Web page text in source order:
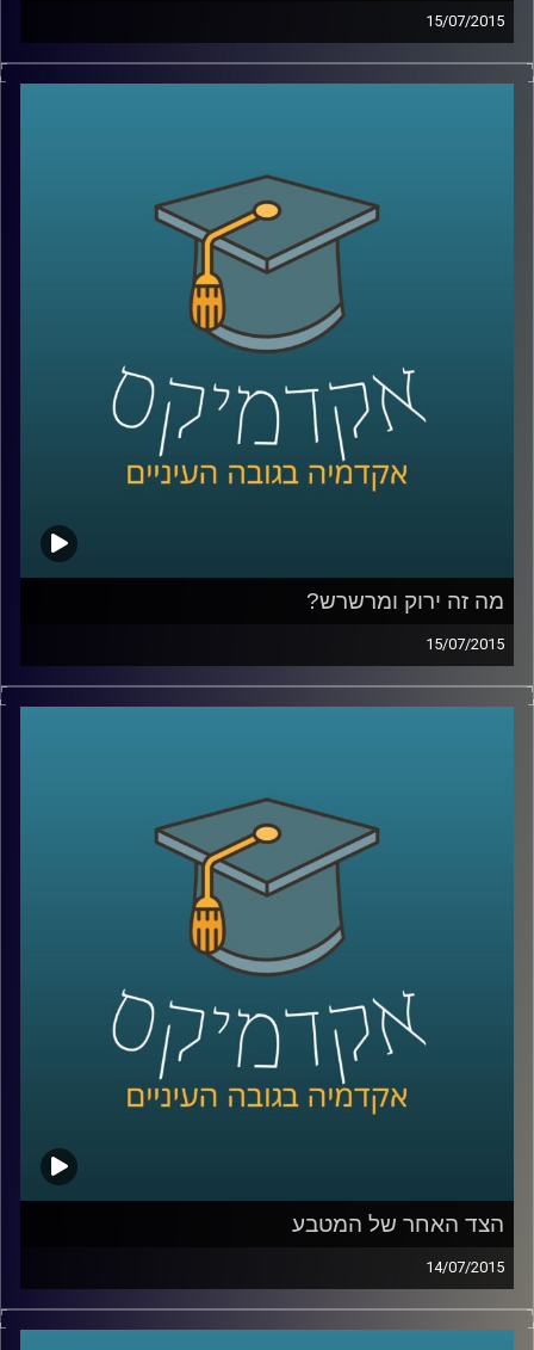
15/07/2015
נדין בודו טרכטנברג, המשנה לנגידת בנק
עומדים לרשותו? נדין מסבירה על הקשר בין
משברים כלכליים לבין הפעילות של הבנקים
המרכזיים, ומנסה לתאר את התמונה הבעייתית
והמורכבת בכל הנוגע לסוגיות העוני העולמי.
אישה מעוררת השראה ובעלת השפעה
מתיישבת לשעה באולפן.
קרדיט תמונות:AudioVersity
מה זה ירוק ומרשרש?
15/07/2015
אנחנו מתקשים לעכל שרווח כלכלי יכול
השקעות אחראיות. שקיפות היא ערך עליון
בסיפור, והכלים להטמעתה הם רגולציה וחינוך.
מה יכולים תאגידים וחברות לעשות בנדון, ומה
יכול כל אדם בעל קרן פנסיה לעשות כדי
להעלות את המודעות ואת מעמדן של
ההשקעות החברתיות?
קרדיט תמונות:AudioVersity
הצד האחר של המטבע
14/07/2015
פרופסור שחר קריב, ראש המחלקה לכלכלה